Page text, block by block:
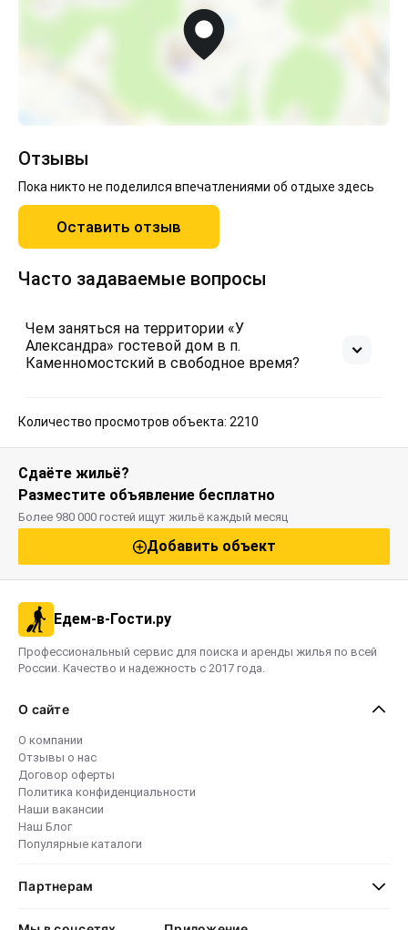
Отзывы
Пока никто не поделился впечатлениями об отдыхе здесь
Оставить отзыв
Часто задаваемые вопросы
Чем заняться на территории «У
Александра» гостевой дом в п.
Каменномостский в свободное время?
Количество просмотров объекта: 2210
Сдаёте жильё?
Разместите объявление бесплатно
Более 980 000 гостей ищут жильё каждый месяц
Добавить объект
Едем-в-Гости.ру
Профессиональный сервис для поиска и аренды жилья по всей
России. Качество и надежность с 2017 года.
О сайте
О компании
Отзывы о нас
Договор оферты
Политика конфиденциальности
Наши вакансии
Наш Блог
Популярные каталоги
Партнерам